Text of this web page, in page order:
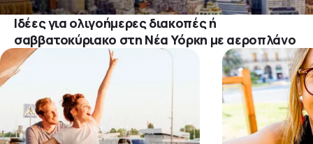
Ιδέες για ολιγοήμερες διακοπές ή
σαββατοκύριακο στη Νέα Υόρκη με αεροπλάνο